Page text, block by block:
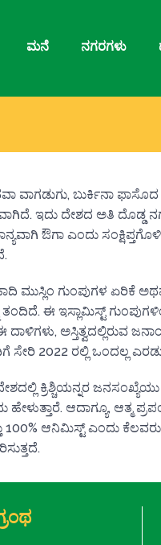
ಮನೆ ನಗರಗಳು
ಬುರ್ಕಿನಾ ಫಾಸೊದ
ಇದು ದೇಶದ ಅತಿ
ಔಗಾ ಎಂದು
ಮುಸ್ಲಿಂ ಗುಂಪುಗಳ ಏರಿಕೆ
ತಂದಿದೆ. ಈ ಇಸ್ಲಾಮಿಸ್ಟ್
ಅಸ್ತಿತ್ವದಲ್ಲಿರುವ
ಸೇರಿ 2022 ರಲ್ಲಿ ಒಂದಲ್ಲ
ಕ್ರಿಶ್ಚಿಯನ್ನರ
ಹೇಳುತ್ತಾರೆ. ಆದಾಗ್ಯೂ, ಆತ್ಮ
100% ಆನಿಮಿಸ್ಟ್ ಎಂದು